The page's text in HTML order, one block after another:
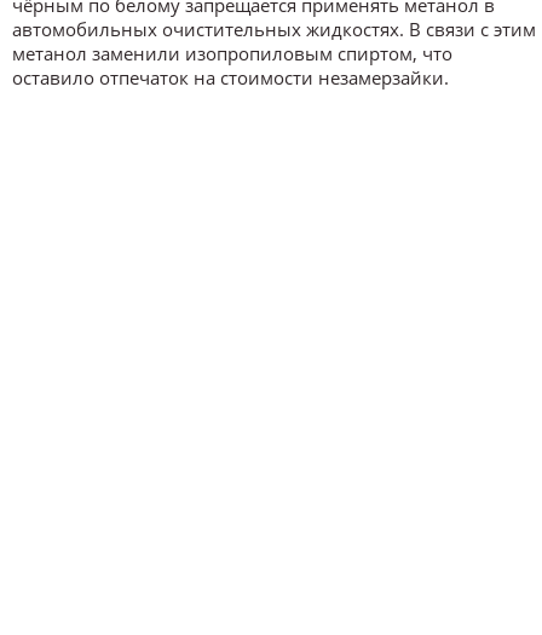
автомобильных очистительных жидкостях. В связи с этим
метанол заменили изопропиловым спиртом, что
оставило отпечаток на стоимости незамерзайки.